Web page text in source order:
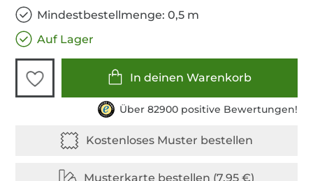
Mindestbestellmenge: 0,5 m
Auf Lager
In deinen Warenkorb
Über 82900 positive Bewertungen!